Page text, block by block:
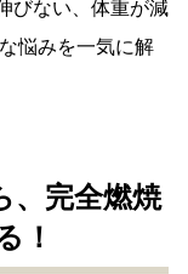
びない、体重が減
悩みを一気に解
、完全燃焼
！